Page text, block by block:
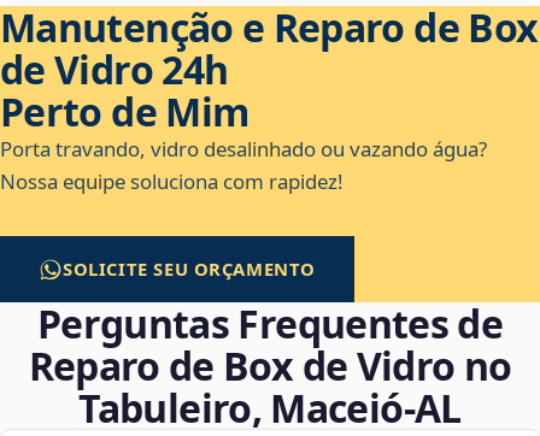
Manutenção e Reparo de Box
de Vidro 24h
Perto de Mim
Porta travando, vidro desalinhado ou vazando água?
Nossa equipe soluciona com rapidez!
SOLICITE SEU ORÇAMENTO
Perguntas Frequentes de
Reparo de Box de Vidro no
Tabuleiro, Maceió‑AL